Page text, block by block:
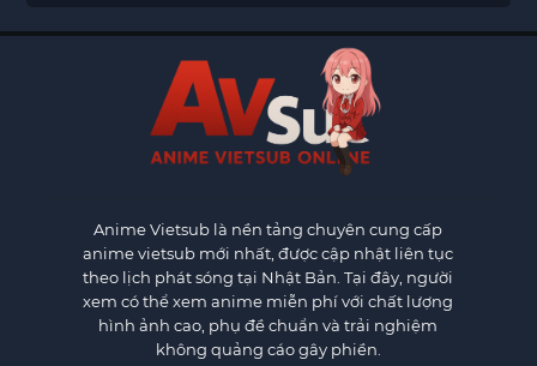
Anime Vietsub là nền tảng chuyên cung cấp
anime vietsub mới nhất, được cập nhật liên tục
theo lịch phát sóng tại Nhật Bản. Tại đây, người
xem có thể xem anime miễn phí với chất lượng
hình ảnh cao, phụ đề chuẩn và trải nghiệm
không quảng cáo gây phiền.